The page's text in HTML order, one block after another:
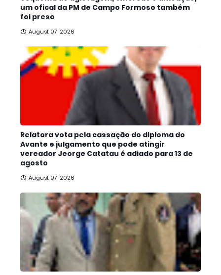
um ofical da PM de Campo Formoso também
foi preso
August 07, 2026
Relatora vota pela cassação do diploma do
Avante e julgamento que pode atingir
vereador Jeorge Catatau é adiado para 13 de
agosto
August 07, 2026